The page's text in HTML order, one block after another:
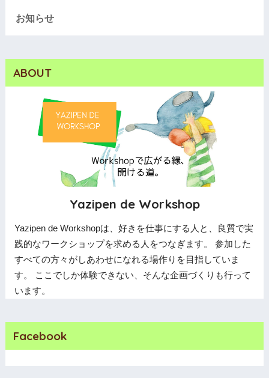
お知らせ
ABOUT
Yazipen de Workshop
Yazipen de Workshopは、好きを仕事にする人と、良質で実
践的なワークショップを求める人をつなぎます。 参加した
すべての方々がしあわせになれる場作りを目指していま
す。 ここでしか体験できない、そんな企画づくりも行って
います。
Facebook